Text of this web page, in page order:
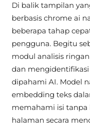
Di balik tampilan
berbasis chrome ai
beberapa tahap
pengguna. Begitu
modul analisis
dan
dipahami AI. Model
embedding teks
memahami isi tanpa
halaman secara